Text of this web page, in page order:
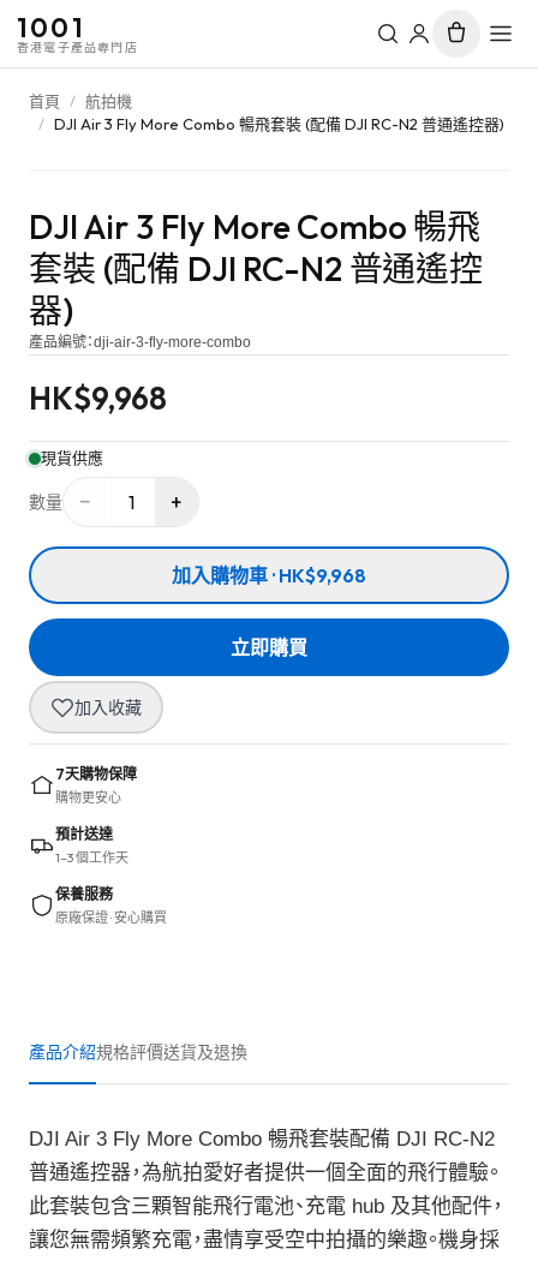
1001
香港電子產品專門店
首頁 / 航拍機
/ DJI Air 3 Fly More Combo 暢飛套裝 (配備 DJI RC-N2 普通遙控器)
DJI Air 3 Fly More Combo 暢飛
套裝 (配備 DJI RC-N2 普通遙控
器)
產品編號：dji-air-3-fly-more-combo
HK$9,968
現貨供應
數量 − 1 +
加入購物車 · HK$9,968
立即購買
加入收藏
7天購物保障
購物更安心
預計送達
1–3 個工作天
保養服務
原廠保證 · 安心購買
產品介紹規格評價送貨及退換
DJI Air 3 Fly More Combo 暢飛套裝配備 DJI RC-N2
普通遙控器，為航拍愛好者提供一個全面的飛行體驗。
此套裝包含三顆智能飛行電池、充電 hub 及其他配件，
讓您無需頻繁充電，盡情享受空中拍攝的樂趣。機身採